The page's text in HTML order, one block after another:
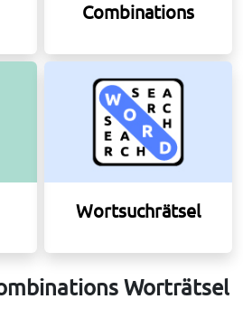
Combinations
Wortsuchrätsel
Worträtsel